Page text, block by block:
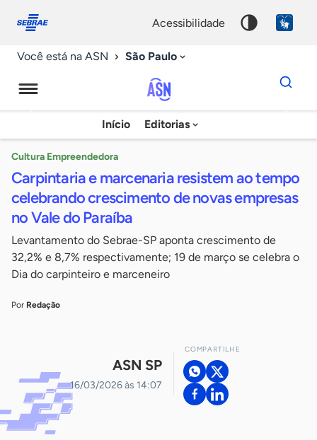
conosco
acessibilidade
Você está na ASN São Paulo
Agência
Sebrae
Notícias
Início Editorias
Dados
para
chave
Cultura Empreendedora
Carpintaria e marcenaria resistem ao tempo
celebrando crescimento de novas empresas
no Vale do Paraíba
Levantamento do Sebrae-SP aponta crescimento de
32,2% e 8,7% respectivamente; 19 de março se celebra o
Dia do carpinteiro e marceneiro
Por Redação
ASN SP
16/03/2026 às 14:07
COMPARTILHE